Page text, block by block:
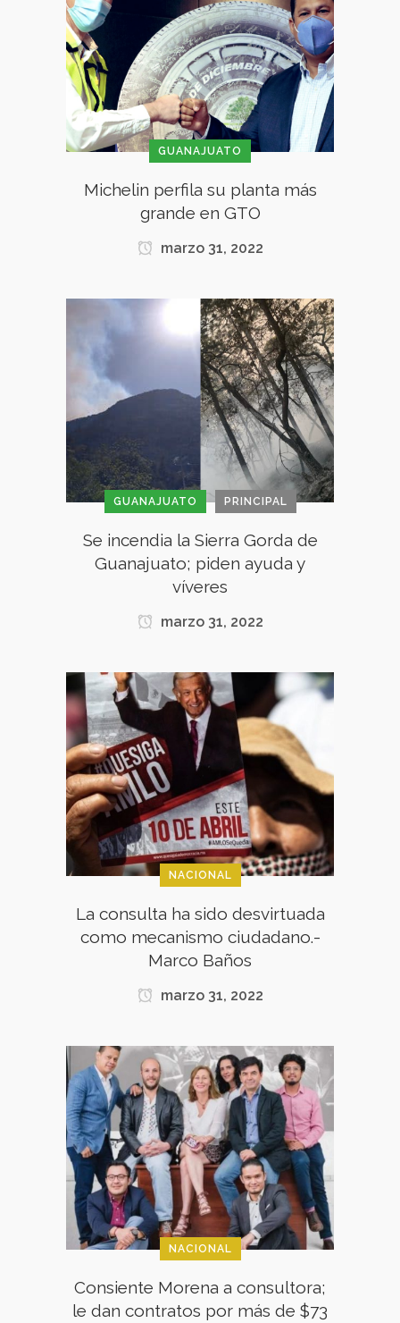
GUANAJUATO
Michelin perfila su planta más
grande en GTO
marzo 31, 2022
GUANAJUATO PRINCIPAL
Se incendia la Sierra Gorda de
Guanajuato; piden ayuda y
víveres
marzo 31, 2022
NACIONAL
La consulta ha sido desvirtuada
como mecanismo ciudadano.-
Marco Baños
marzo 31, 2022
NACIONAL
Consiente Morena a consultora;
le dan contratos por más de $73